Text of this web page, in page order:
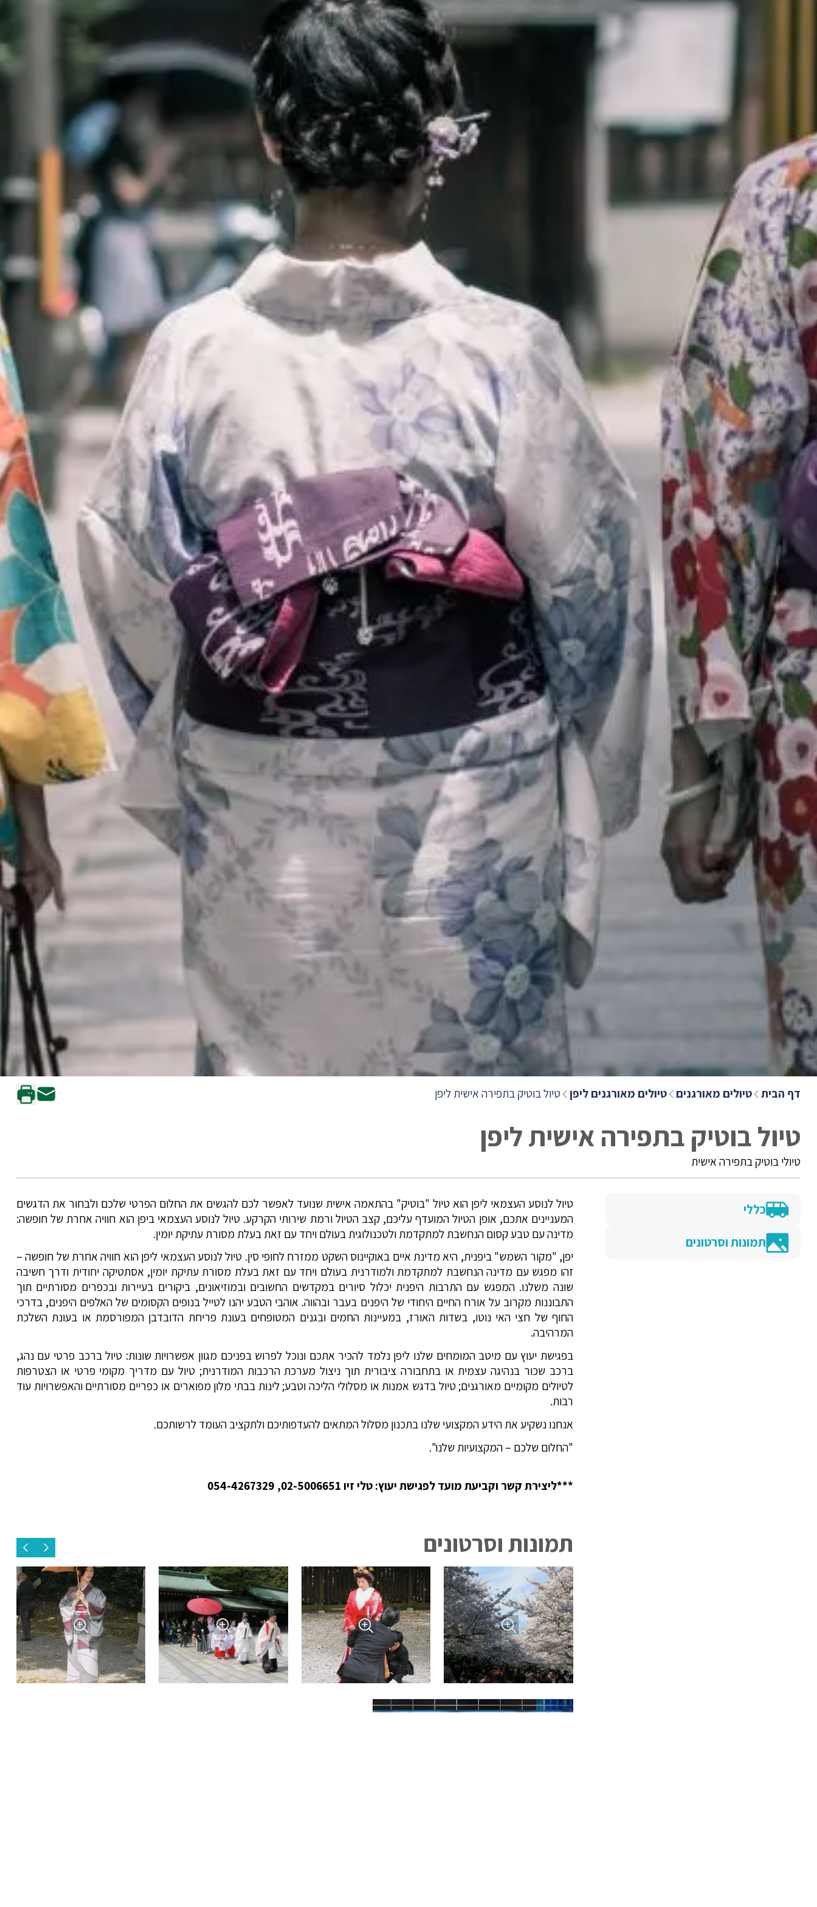
דף הבית טיולים מאורגנים טיולים מאורגנים ליפן טיול בוטיק בתפירה אישית ליפן
טיול בוטיק בתפירה אישית ליפן
טיולי בוטיק בתפירה אישית
כללי
תמונות וסרטונים
טיול לנוסע העצמאי ליפן הוא טיול "בוטיק" בהתאמה אישית שנועד לאפשר לכם להגשים את החלום הפרטי שלכם ולבחור את הדגשים
המעניינים אתכם, אופן הטיול המועדף עליכם, קצב הטיול ורמת שירותי הקרקע. טיול לנוסע העצמאי ביפן הוא חוויה אחרת של חופשה:
מדינה עם טבע קסום הנחשבת למתקדמת ולטכנולוגית בעולם ויחד עם זאת בעלת מסורת עתיקת יומין.
יפן, "מקור השמש" ביפנית, היא מדינת איים באוקיינוס השקט ממזרח לחופי סין. טיול לנוסע העצמאי ליפן הוא חוויה אחרת של חופשה –
זהו מפגש עם מדינה הנחשבת למתקדמת ולמודרנית בעולם ויחד עם זאת בעלת מסורת עתיקת יומין, אסתטיקה יחודית ודרך חשיבה
שונה משלנו. המפגש עם התרבות היפנית יכלול סיורים במקדשים החשובים ובמוזיאונים, ביקורים בעיירות ובכפרים מסורתיים תוך
התבוננות מקרוב על אורח החיים היחודי של היפנים בעבר ובהווה. אוהבי הטבע יהנו לטייל בנופים הקסומים של האלפים היפנים, בדרכי
החוף של חצי האי נוטו, בשדות האורז, במעיינות החמים ובגנים המטופחים בעונת פריחת הדובדבן המפורסמת או בעונת השלכת
המרהיבה.
בפגישת יעוץ עם מיטב המומחים שלנו ליפן נלמד להכיר אתכם ונוכל לפרוש בפניכם מגוון אפשרויות שונות: טיול ברכב פרטי עם נהג,
ברכב שכור בנהיגה עצמית או בתחבורה ציבורית תוך ניצול מערכת הרכבות המודרנית; טיול עם מדריך מקומי פרטי או הצטרפות
לטיולים מקומיים מאורגנים; טיול בדגש אמנות או מסלולי הליכה וטבע; לינות בבתי מלון מפוארים או כפריים מסורתיים והאפשרויות עוד
רבות.
אנחנו נשקיע את הידע המקצועי שלנו בתכנון מסלול המתאים להעדפותיכם ולתקציב העומד לרשותכם.
"החלום שלכם – המקצועיות שלנו".
***ליצירת קשר וקביעת מועד לפגישת יעוץ: טלי זיו 02-5006651, 054-4267329
תמונות וסרטונים